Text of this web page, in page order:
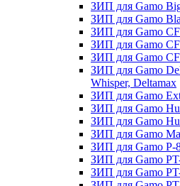
ЗИП для Gamo
ЗИП для Gamo
ЗИП для Gamo
ЗИП для Gamo
ЗИП для Gamo
ЗИП для Gamo
Whisper, Deltamax
ЗИП для Gamo
ЗИП для Gamo
ЗИП для Gamo
ЗИП для Gamo
ЗИП для Gamo P-
ЗИП для Gamo
ЗИП для Gamo